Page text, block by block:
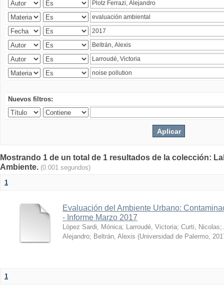
Nuevos filtros:
Mostrando 1 de un total de 1 resultados de la colección:
Ambiente. (0.001 segundos)
1
Evaluación del Ambiente Urbano:
- Informe Marzo 2017
López Sardi, Mónica; Larroudé, Victoria; Curti, Nicolas;
Alejandro; Beltrán, Alexis (Universidad de Palermo,
1